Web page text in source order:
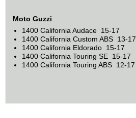
Moto Guzzi
1400 California Audace 15-17
1400 California Custom ABS 13-17
1400 California Eldorado 15-17
1400 California Touring SE 15-17
1400 California Touring ABS 12-17